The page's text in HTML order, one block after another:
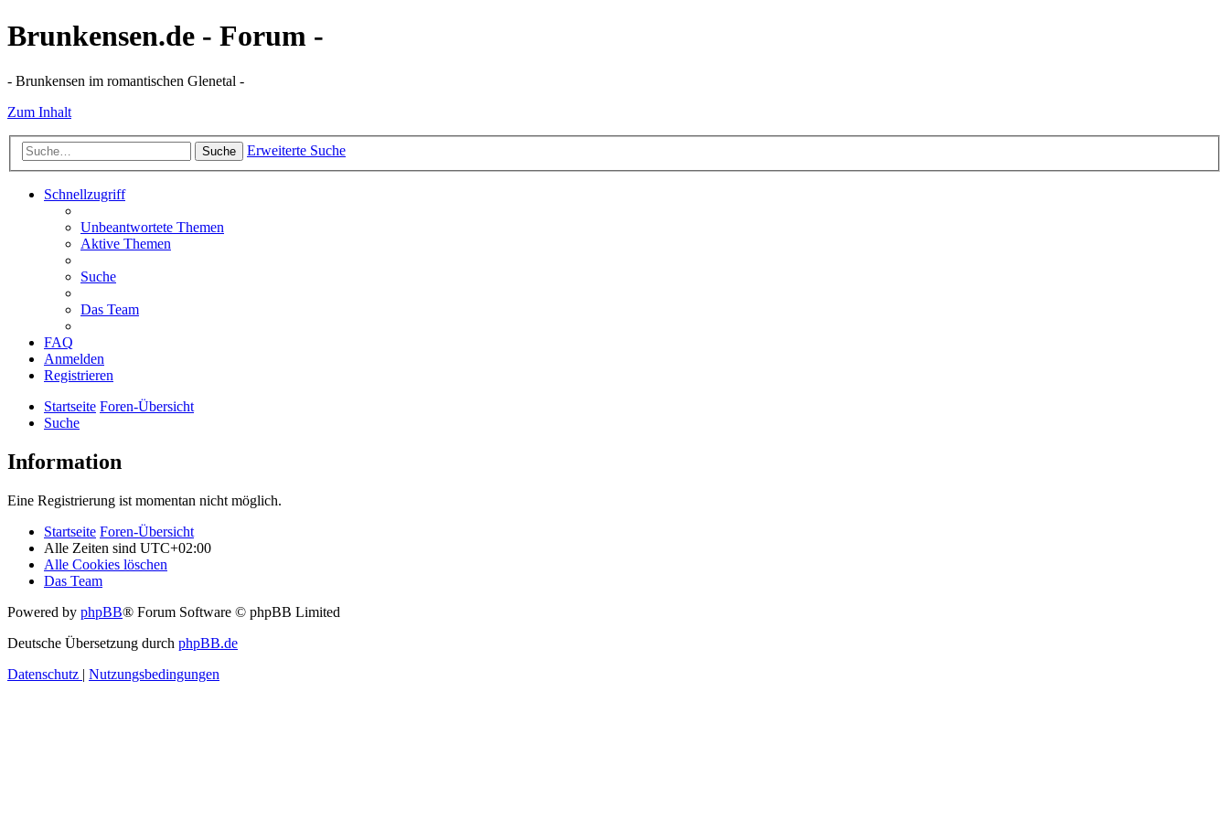
Brunkensen.de - Forum -
- Brunkensen im romantischen Glenetal -
Zum Inhalt
Suche Erweiterte Suche
Schnellzugriff
Unbeantwortete Themen
Aktive Themen
Suche
Das Team
FAQ
Anmelden
Registrieren
Startseite Foren-Übersicht
Suche
Information
Eine Registrierung ist momentan nicht möglich.
Startseite Foren-Übersicht
Alle Zeiten sind UTC+02:00
Alle Cookies löschen
Das Team
Powered by phpBB® Forum Software © phpBB Limited
Deutsche Übersetzung durch phpBB.de
Datenschutz | Nutzungsbedingungen